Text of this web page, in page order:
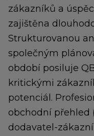
zákazníků a
zajištěna
Strukturovanou
společným
období posiluje
kritickými
potenciál.
obchodní přehled
dodavatel-